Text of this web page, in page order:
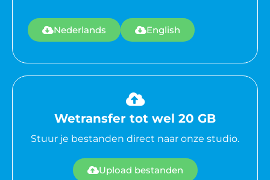
Nederlands English
Wetransfer tot wel 20 GB
Stuur je bestanden direct naar onze studio.
Upload bestanden